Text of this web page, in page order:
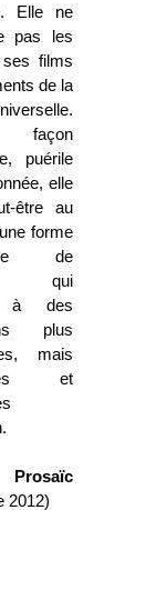
Elle ne
pas les
films
de la
puérile
elle
être au
forme
de
qui
à des
plus
mais
et
2012)